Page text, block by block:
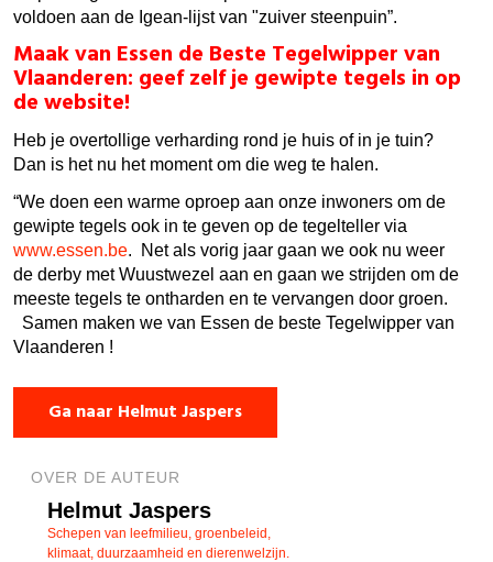
voldoen aan de Igean-lijst van "zuiver steenpuin”.
Maak van Essen de Beste Tegelwipper van
Vlaanderen: geef zelf je gewipte tegels in op
de website!
Heb je overtollige verharding rond je huis of in je tuin?
Dan is het nu het moment om die weg te halen.
“We doen een warme oproep aan onze inwoners om de
gewipte tegels ook in te geven op de tegelteller via
www.essen.be. Net als vorig jaar gaan we ook nu weer
de derby met Wuustwezel aan en gaan we strijden om de
meeste tegels te ontharden en te vervangen door groen.
Samen maken we van Essen de beste Tegelwipper van
Vlaanderen !
Ga naar Helmut Jaspers
OVER DE AUTEUR
Helmut Jaspers
Schepen van leefmilieu, groenbeleid,
klimaat, duurzaamheid en dierenwelzijn.